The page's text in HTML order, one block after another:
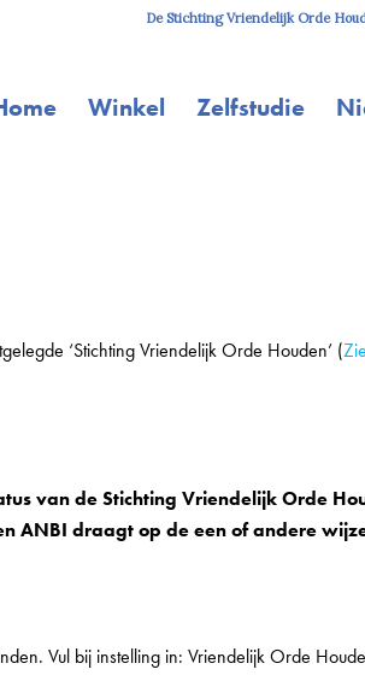
De Stichting Vriendelijk Orde
Winkel Zelfstudie
‘Stichting Vriendelijk Orde Houden’ (Zie
van de Stichting Vriendelijk Orde
ANBI draagt op de een of andere
Vul bij instelling in: Vriendelijk Orde